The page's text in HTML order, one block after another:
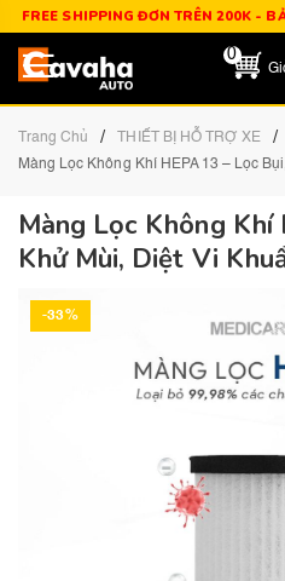
FREE SHIPPING ĐƠN TRÊN 200K -
0
Trang Chủ / THIẾT BỊ HỖ TRỢ XE /
Màng Lọc Không Khí HEPA 13 – Lọc
Màng Lọc Không Khí
Khử Mùi, Diệt Vi
-33%